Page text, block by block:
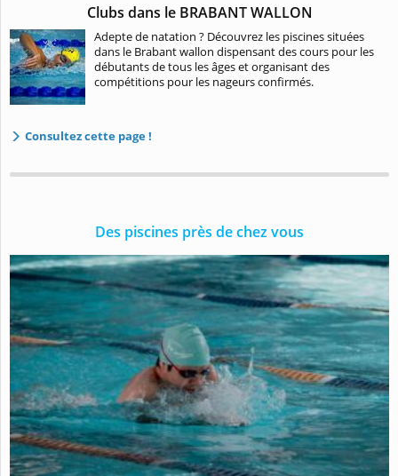
Clubs dans le BRABANT WALLON
Adepte de natation ? Découvrez les piscines situées
dans le Brabant wallon dispensant des cours pour les
débutants de tous les âges et organisant des
compétitions pour les nageurs confirmés.
Consultez cette page !
Des piscines près de chez vous